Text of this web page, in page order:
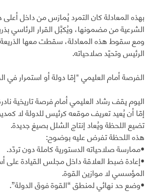
بهذه المعادلة كان التمرد يُمارَس من داخل
الشرعية من مضمونها، ويُكبَّل القرار الرئاسي
ومع سقوط هذه المعادلة، سقطت معها الذريعة
الرئيس وتحيّد صلاحياته.
الفرصة أمام العليمي "إمّا دولة أو استمرار في
اليوم يقف رشاد العليمي أمام فرصة تاريخية
إمّا أن يُعيد تعريف موقعه كرئيس للدولة لا
تضيع اللحظة ويُعاد إنتاج الشلل بصيغ جديدة.
هذه اللحظة تفرض عليه بوضوح:
•ممارسة صلاحياته الدستورية كاملة دون تردّد.
•إعادة ضبط العلاقة داخل مجلس القيادة على
المؤسسي لا موازين القوة.
•وضع حد نهائي لمنطق “القوة فوق الدولة”.